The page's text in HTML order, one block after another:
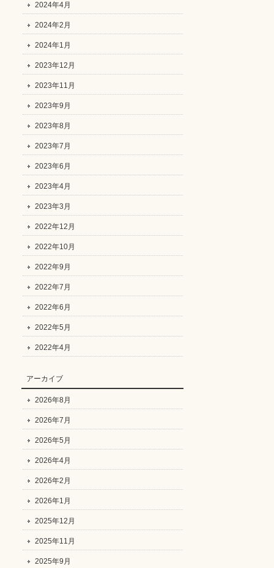
2024年4月
2024年2月
2024年1月
2023年12月
2023年11月
2023年9月
2023年8月
2023年7月
2023年6月
2023年4月
2023年3月
2022年12月
2022年10月
2022年9月
2022年7月
2022年6月
2022年5月
2022年4月
アーカイブ
2026年8月
2026年7月
2026年5月
2026年4月
2026年2月
2026年1月
2025年12月
2025年11月
2025年9月